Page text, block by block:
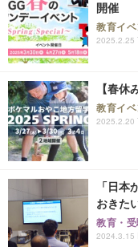
開催
教育イベ
2025.2.25
【春
教育イベ
2025.2.20
「日本
おきた
教育・受
2024.3.15